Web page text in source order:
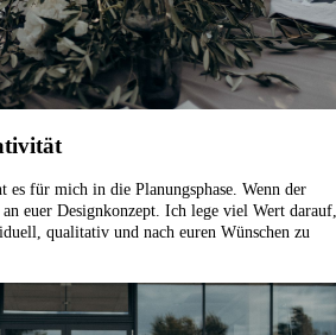
es für mich in die Planungsphase. Wenn der
euer Designkonzept. Ich lege viel Wert darauf,
qualitativ und nach euren Wünschen zu